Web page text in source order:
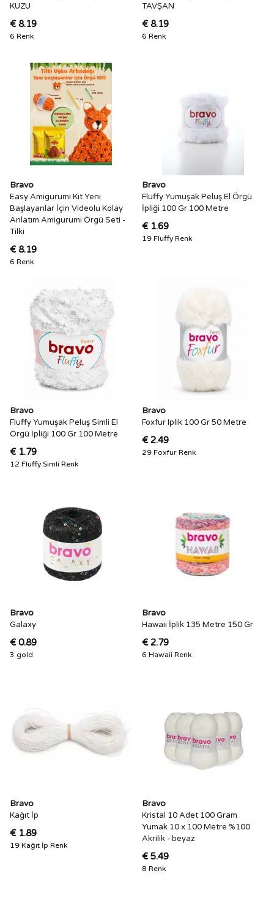
KUZU
€ 8.19
6 Renk
TAVŞAN
€ 8.19
6 Renk
Bravo
Easy Amigurumi Kit Yeni
Başlayanlar İçin Videolu Kolay
Anlatım Amigurumi Örgü Seti -
Tilki
€ 8.19
6 Renk
Bravo
Fluffy Yumuşak Peluş El Örgü
İpliği 100 Gr 100 Metre
€ 1.69
19 Fluffy Renk
Bravo
Fluffy Yumuşak Peluş Simli El
Örgü İpliği 100 Gr 100 Metre
€ 1.79
12 Fluffy Simli Renk
Bravo
Foxfur Iplik 100 Gr 50 Metre
€ 2.49
29 Foxfur Renk
Bravo
Galaxy
€ 0.89
3 gold
Bravo
Hawaii İplik 135 Metre 150 Gr
€ 2.79
6 Hawaii Renk
Bravo
Kağıt İp
€ 1.89
19 Kağıt İp Renk
Bravo
Kristal 10 Adet 100 Gram
Yumak 10 x 100 Metre %100
Akrilik - beyaz
€ 5.49
8 Renk